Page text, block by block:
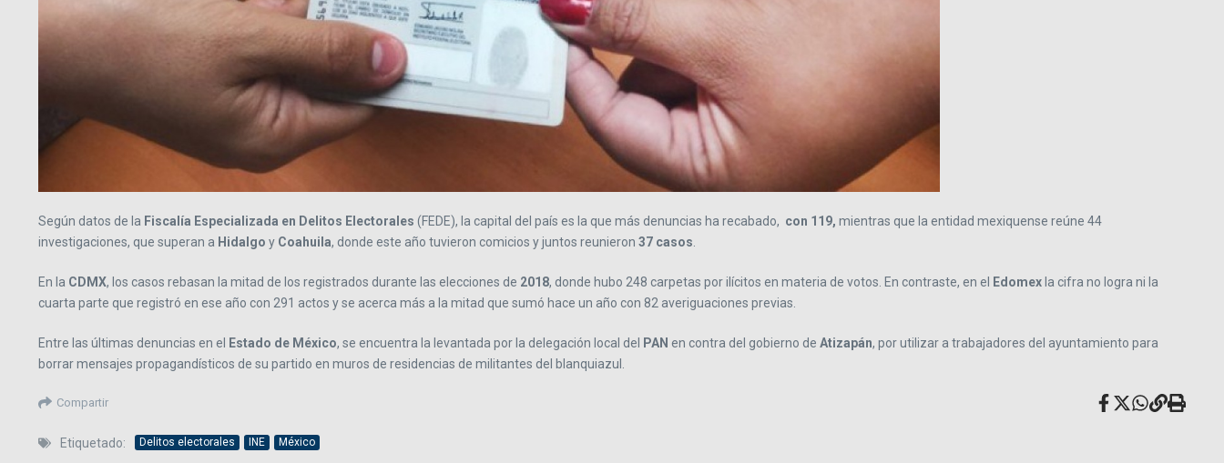
Según datos de la Fiscalía Especializada en Delitos Electorales (FEDE), la capital del país es la que más denuncias ha recabado, con 119, mientras que la entidad mexiquense reúne 44
investigaciones, que superan a Hidalgo y Coahuila, donde este año tuvieron comicios y juntos reunieron 37 casos
En la CDMX, los casos rebasan la mitad de los registrados durante las elecciones de 2018, donde hubo 248 carpetas por ilícitos en materia de votos. En contraste, en el Edomex la cifra no logra ni la
cuarta parte que registró en ese año con 291 actos y se acerca más a la mitad que sumó hace un año con 82 averiguaciones previas.
Entre las últimas denuncias en el Estado de México, se encuentra la levantada por la delegación local del PAN en contra del gobierno de Atizapán, por utilizar a trabajadores del ayuntamiento para
borrar mensajes propagandísticos de su partido en muros de residencias de militantes del blanquiazul.
Compartir
Etiquetado: Delitos electorales INE México